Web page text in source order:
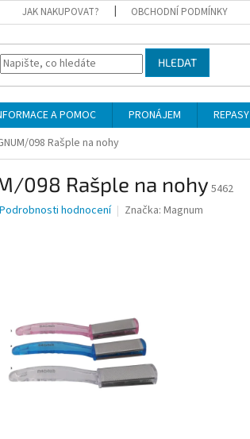
JAK NAKUPOVAT? OBCHODNÍ PODMÍNKY
HLEDAT
A POMOC PRONÁJEM REPASY
098 Rašple na nohy
098 Rašple na nohy 5462
Podrobnosti hodnocení Značka: Magnum